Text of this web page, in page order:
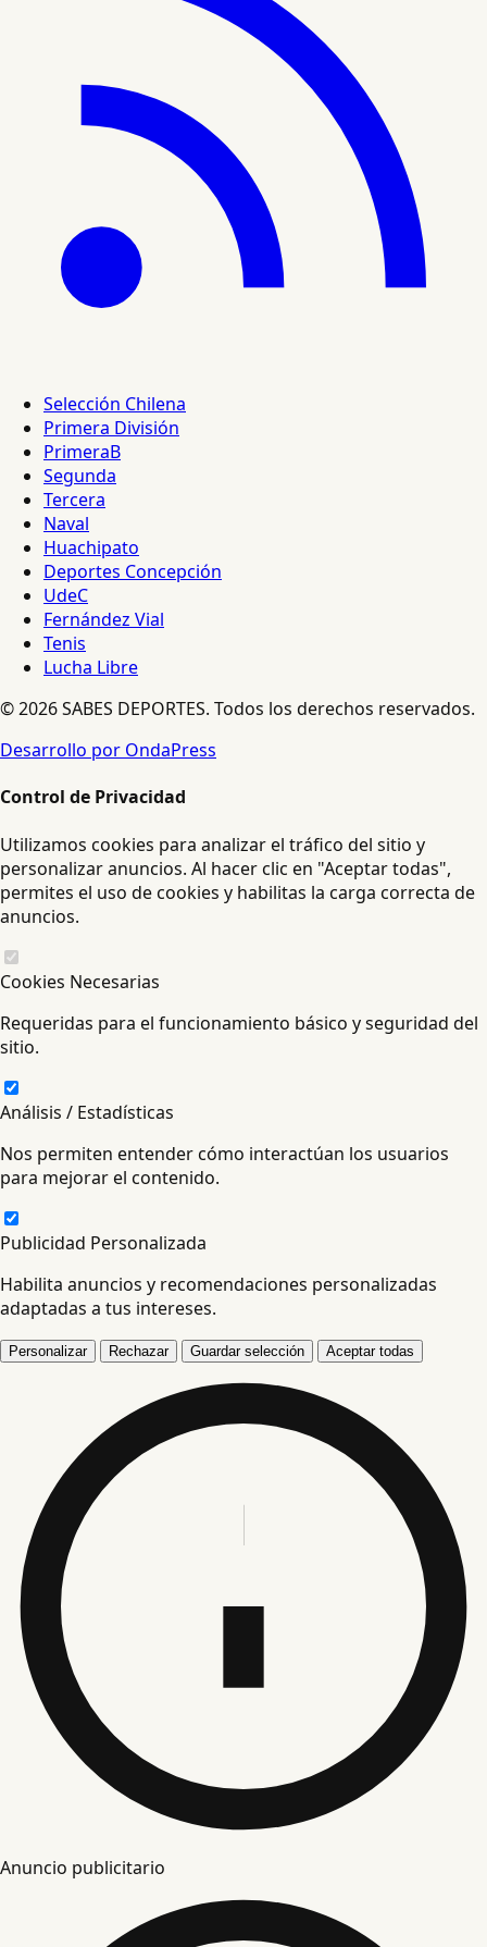
Selección Chilena
Primera División
PrimeraB
Segunda
Tercera
Naval
Huachipato
Deportes Concepción
UdeC
Fernández Vial
Tenis
Lucha Libre
© 2026 SABES DEPORTES. Todos los derechos reservados.
Desarrollo por OndaPress
Control de Privacidad
Utilizamos cookies para analizar el tráfico del sitio y
personalizar anuncios. Al hacer clic en "Aceptar todas",
permites el uso de cookies y habilitas la carga correcta de
anuncios.
Cookies Necesarias
Requeridas para el funcionamiento básico y seguridad del
sitio.
Análisis / Estadísticas
Nos permiten entender cómo interactúan los usuarios
para mejorar el contenido.
Publicidad Personalizada
Habilita anuncios y recomendaciones personalizadas
adaptadas a tus intereses.
Personalizar Rechazar Guardar selección Aceptar todas
Anuncio publicitario